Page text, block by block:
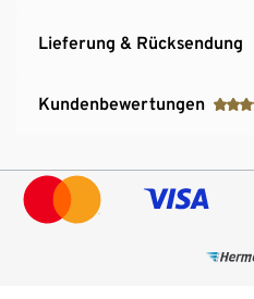
Lieferung & Rücksendung
Kundenbewertungen